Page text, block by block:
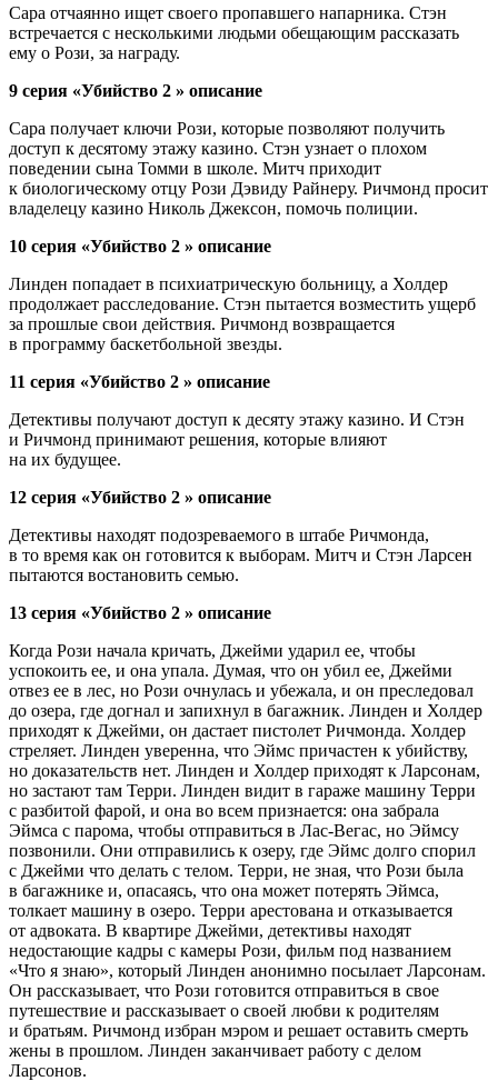
Сара отчаянно ищет своего пропавшего напарника. Стэн
встречается с несколькими людьми обещающим рассказать
ему о Рози, за награду.
9 серия «Убийство 2 » описание
Сара получает ключи Рози, которые позволяют получить
доступ к десятому этажу казино. Стэн узнает о плохом
поведении сына Томми в школе. Митч приходит
к биологическому отцу Рози Дэвиду Райнеру. Ричмонд просит
владелецу казино Николь Джексон, помочь полиции.
10 серия «Убийство 2 » описание
Линден попадает в психиатрическую больницу, а Холдер
продолжает расследование. Стэн пытается возместить ущерб
за прошлые свои действия. Ричмонд возвращается
в программу баскетбольной звезды.
11 серия «Убийство 2 » описание
Детективы получают доступ к десяту этажу казино. И Стэн
и Ричмонд принимают решения, которые влияют
на их будущее.
12 серия «Убийство 2 » описание
Детективы находят подозреваемого в штабе Ричмонда,
в то время как он готовится к выборам. Митч и Стэн Ларсен
пытаются востановить семью.
13 серия «Убийство 2 » описание
Когда Рози начала кричать, Джейми ударил ее, чтобы
успокоить ее, и она упала. Думая, что он убил ее, Джейми
отвез ее в лес, но Рози очнулась и убежала, и он преследовал
до озера, где догнал и запихнул в багажник. Линден и Холдер
приходят к Джейми, он дастает пистолет Ричмонда. Холдер
стреляет. Линден уверенна, что Эймс причастен к убийству,
но доказательств нет. Линден и Холдер приходят к Ларсонам,
но застают там Терри. Линден видит в гараже машину Терри
с разбитой фарой, и она во всем признается: она забрала
Эймса с парома, чтобы отправиться в Лас-Вегас, но Эймсу
позвонили. Они отправились к озеру, где Эймс долго спорил
с Джейми что делать с телом. Терри, не зная, что Рози была
в багажнике и, опасаясь, что она может потерять Эймса,
толкает машину в озеро. Терри арестована и отказывается
от адвоката. В квартире Джейми, детективы находят
недостающие кадры с камеры Рози, фильм под названием
«Что я знаю», который Линден анонимно посылает Ларсонам.
Он рассказывает, что Рози готовится отправиться в свое
путешествие и рассказывает о своей любви к родителям
и братьям. Ричмонд избран мэром и решает оставить смерть
жены в прошлом. Линден заканчивает работу с делом
Ларсонов.